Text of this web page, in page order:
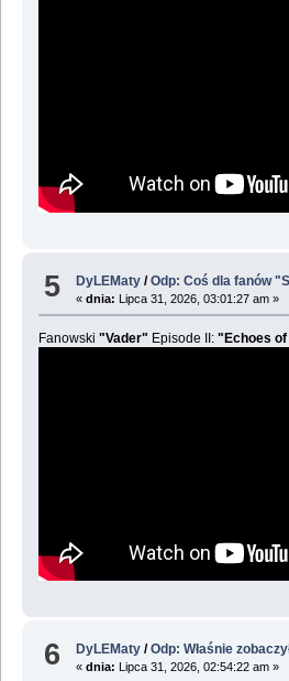
5 DyLEMaty /Odp: Coś dla fanów
«dnia: Lipca 31, 2026, 03:01:27 am »
Fanowski "Vader" Episode II: "Echoes
6 DyLEMaty /Odp: Właśnie
«dnia: Lipca 31, 2026, 02:54:22 am »